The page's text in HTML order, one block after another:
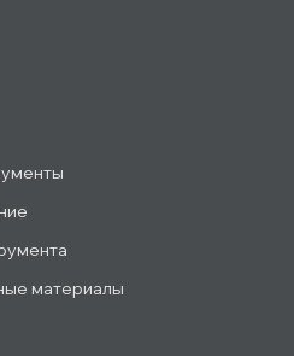
материалы